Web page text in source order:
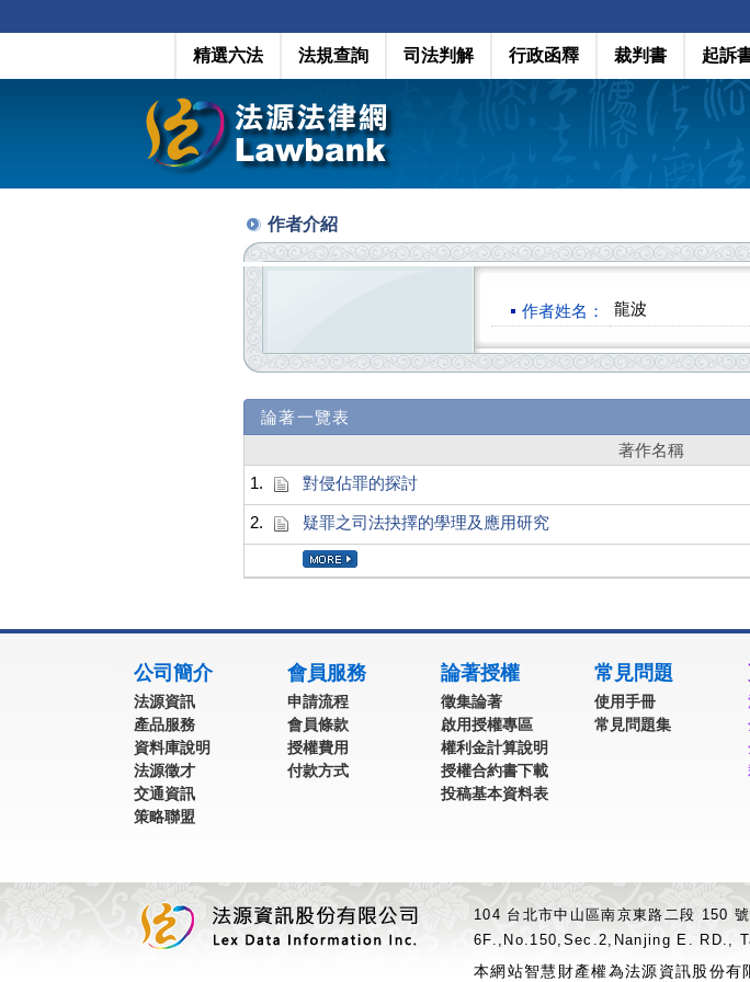
精選六法 法規查詢 司法判解 行政函釋 裁判書 起訴
作者介紹
作者姓名： 龍波
論著一覽表
著作名稱
1.
對侵佔罪的探討
2. 疑罪之司法抉擇的學理及應用研究
公司簡介
法源資訊
產品服務
資料庫說明
法源徵才
交通資訊
策略聯盟
會員服務
申請流程
會員條款
授權費用
付款方式
論著授權
徵集論著
啟用授權專區
權利金計算說明
授權合約書下載
投稿基本資料表
常見問題
使用手冊
常見問題集
104 台北市中山區南京東路二段 150
6F.,No.150,Sec.2,Nanjing E. RD.,
本網站智慧財產權為法源資訊股份有